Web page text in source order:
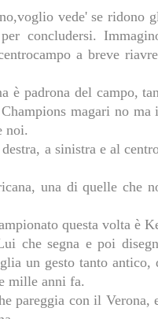
vede' se
concludersi.
a breve
è padrona del campo,
magari no ma
noi.
a sinistra e al
una di quelle che
questa volta è
che segna e poi
un gesto tanto antico,
mille anni fa.
pareggia con il Verona,